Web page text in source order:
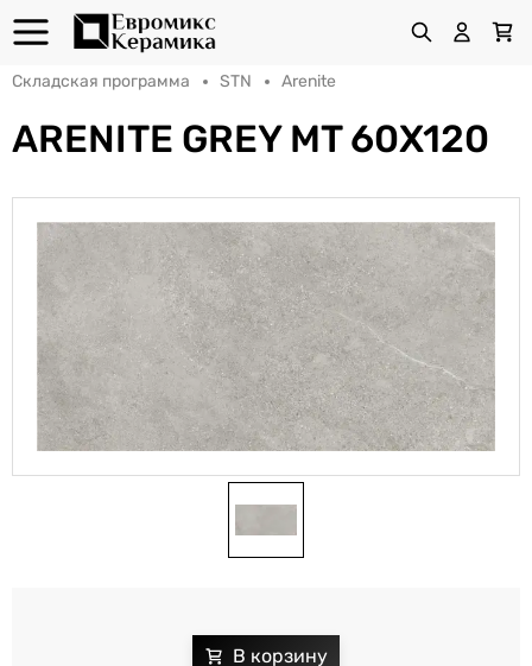
Складская программа STN Arenite
ARENITE GREY MT 60X120